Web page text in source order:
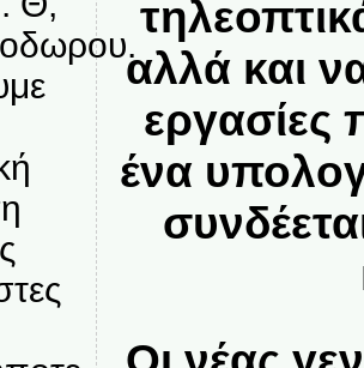
αλλά και
εργασίες
ένα